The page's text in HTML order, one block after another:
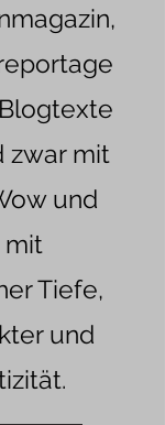
zwar mit
und
mit
Tiefe,
und